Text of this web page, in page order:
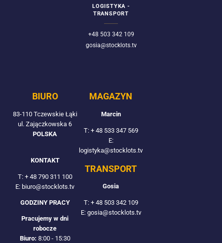
LOGISTYKA -
TRANSPORT
+48 503 342 109
gosia@stocklots.tv
BIURO
83-110 Tczewskie Łąki
ul. Zajączkowska 6
POLSKA
KONTAKT
T: + 48 790 311 100
E: biuro@stocklots.tv
GODZINY PRACY
Pracujemy w dni
robocze
Biuro: 8:00 - 15:30
MAGAZYN
Marcin
T: + 48 533 347 569
E:
logistyka@stocklots.tv
TRANSPORT
Gosia
T: + 48 503 342 109
E: gosia@stocklots.tv